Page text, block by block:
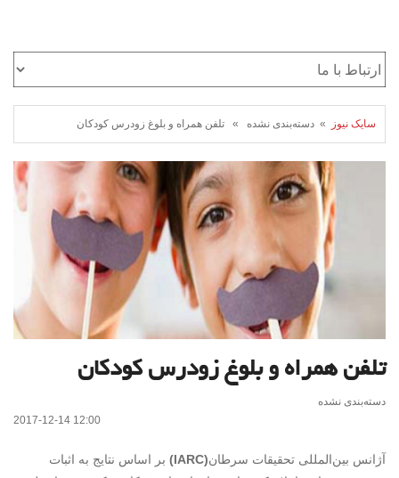
سایک نیوز » دسته‌بندی نشده » تلفن همراه و بلوغ زودرس کودکان
تلفن همراه و بلوغ زودرس کودکان
دسته‌بندی نشده
2017-12-14 12:00
آژانس بین‌المللی تحقیقات سرطان(IARC)
بر اساس نتایج به اثبات